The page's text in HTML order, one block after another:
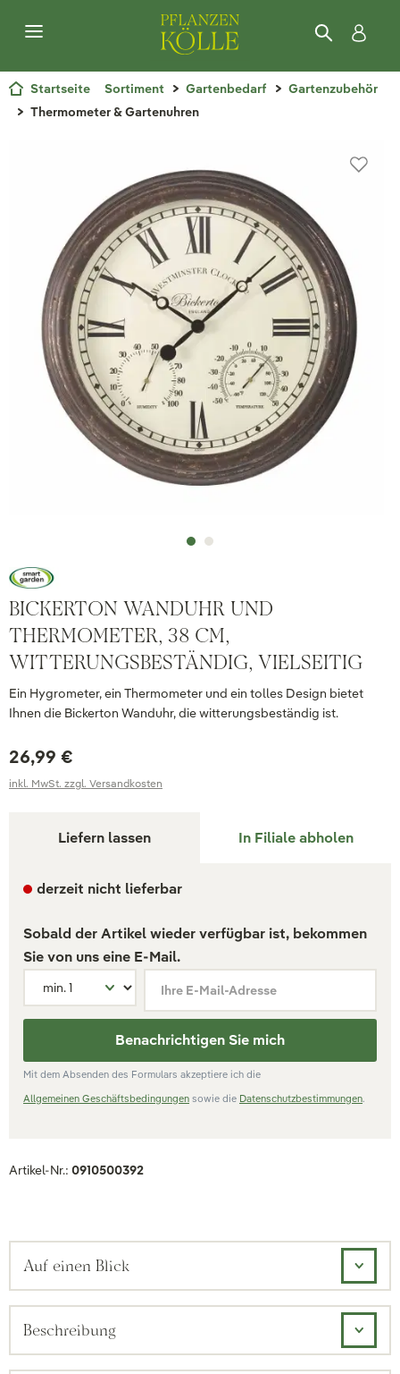
Startseite Sortiment Gartenbedarf
Gartenzubehör
Thermometer & Gartenuhren
BICKERTON WANDUHR UND
THERMOMETER, 38 CM,
WITTERUNGSBESTÄNDIG, VIELSEITIG
Ein Hygrometer, ein Thermometer und ein tolles Design bietet
Ihnen die Bickerton Wanduhr, die witterungsbeständig ist.
26,99 €
inkl. MwSt. zzgl. Versandkosten
Liefern lassen In Filiale abholen
derzeit nicht lieferbar
Sobald der Artikel wieder verfügbar ist, bekommen
Sie von uns eine E-Mail.
Ihre E-Mail-Adresse
Benachrichtigen Sie mich
Mit dem Absenden des Formulars akzeptiere ich die
Allgemeinen Geschäftsbedingungen sowie die Datenschutzbestimmungen.
Artikel-Nr.: 0910500392
Auf einen Blick
Beschreibung